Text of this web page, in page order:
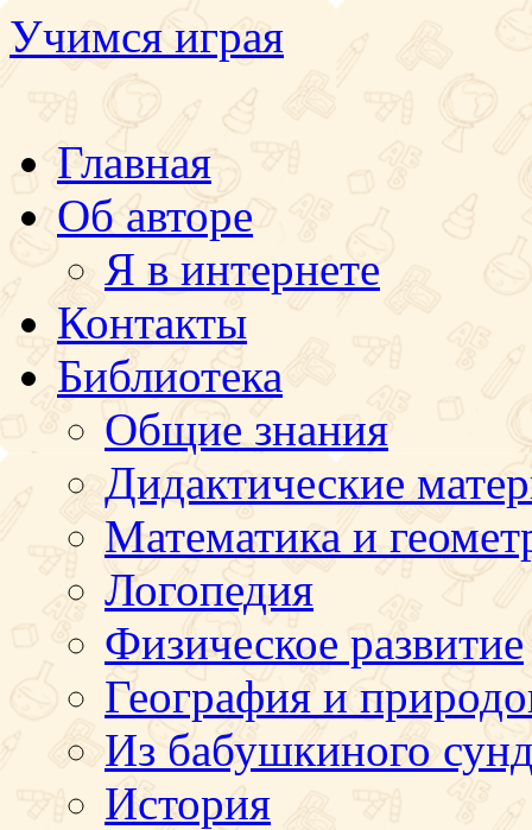
Учимся играя
Перейти
содержимому
Главная
Об авторе
Я в интернете
Контакты
Библиотека
Общие знания
Дидактические
Математика и
Логопедия
Физическое развитие
География и
Из бабушкиного
История